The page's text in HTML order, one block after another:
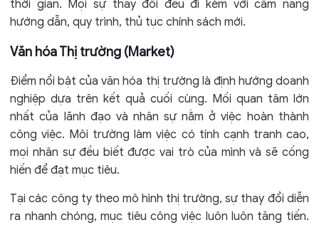
thời gian. Mọi sự thay đổi đều đi kèm với cẩm nang
hướng dẫn, quy trình, thủ tục chính sách mới.
Văn hóa Thị trường (Market)
Điểm nổi bật của văn hóa thị trường là định hướng doanh
nghiệp dựa trên kết quả cuối cùng. Mối quan tâm lớn
nhất của lãnh đạo và nhân sự nằm ở việc hoàn thành
công việc. Môi trường làm việc có tính cạnh tranh cao,
mọi nhân sự đều biết được vai trò của mình và sẽ cống
hiến để đạt mục tiêu.
Tại các công ty theo mô hình thị trường, sự thay đổi diễn
ra nhanh chóng, mục tiêu công việc luôn luôn tăng tiến.